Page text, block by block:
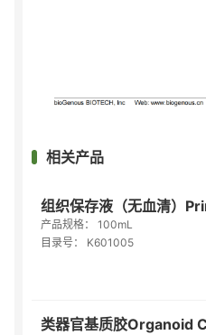
相关产品
产品规格：
100mL
目录号：
K601005